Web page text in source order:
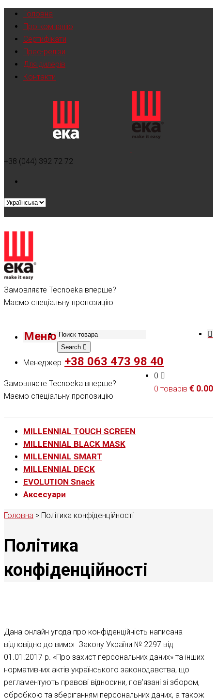
Головна
Про компанію
Сертифікати
Прес-релізи
Для дилерів
Контакти
+38 (044) 392 72 72
Замовляєте Tecnoeka вперше?
Маємо спеціальну пропозицію
Меню
Search
Менеджер +38 063 473 98 40
0
0 товарів € 0.00
Замовляєте Tecnoeka вперше?
Маємо спеціальну пропозицію
MILLENNIAL TOUCH SCREEN
MILLENNIAL BLACK MASK
MILLENNIAL SMART
MILLENNIAL DECK
EVOLUTION Snack
Аксесуари
Головна > Політика конфіденційності
Політика
конфіденційності
Дана онлайн угода про конфіденційність написана
відповідно до вимог Закону України № 2297 від
01.01.2017 р. «Про захист персональних даних» та інших
нормативних актів українського законодавства, що
регламентують правові відносини, пов’язані зі збором,
обробкою та зберіганням персональних даних, а також